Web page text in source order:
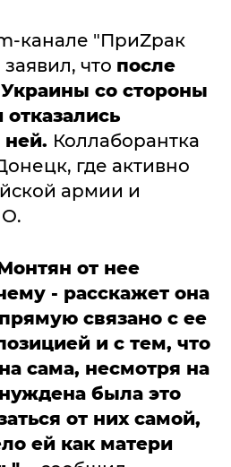
канале "ПриZрак
что после
со стороны
ней. Коллаборантка
где активно
армии и
от нее
- расскажет она
связано с ее
и с тем, что
сама, несмотря на
была это
от них самой,
ей как матери